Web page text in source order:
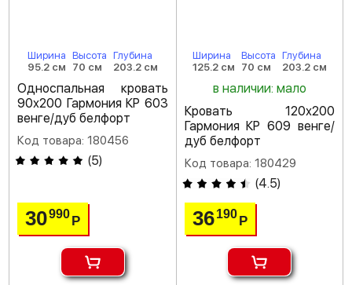
Ширина
95.2 см
Высота
70 см
Глубина
203.2 см
Односпальная кровать
90х200 Гармония КР 603
венге/дуб белфорт
Код товара: 180456
(5)
30990Р
Ширина
125.2 см
Высота
70 см
Глубина
203.2 см
в наличии: мало
Кровать 120х200
Гармония КР 609 венге/
дуб белфорт
Код товара: 180429
(4.5)
36 190 Р